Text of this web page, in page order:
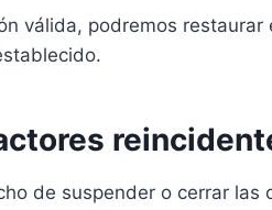
válida, podremos
de suspender o cerrar